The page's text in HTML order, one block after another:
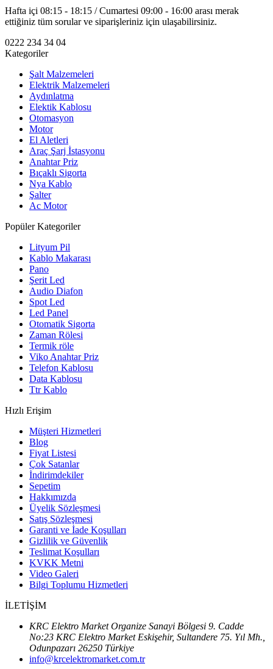
Hafta içi 08:15 - 18:15 / Cumartesi 09:00 - 16:00 arası merak
ettiğiniz tüm sorular ve siparişleriniz için ulaşabilirsiniz.
0222 234 34 04
Kategoriler
Şalt Malzemeleri
Elektrik Malzemeleri
Aydınlatma
Elektik Kablosu
Otomasyon
Motor
El Aletleri
Araç Şarj İstasyonu
Anahtar Priz
Bıçaklı Sigorta
Nya Kablo
Şalter
Ac Motor
Popüler Kategoriler
Lityum Pil
Kablo Makarası
Pano
Şerit Led
Audio Diafon
Spot Led
Led Panel
Otomatik Sigorta
Zaman Rölesi
Termik röle
Viko Anahtar Priz
Telefon Kablosu
Data Kablosu
Ttr Kablo
Hızlı Erişim
Müşteri Hizmetleri
Blog
Fiyat Listesi
Çok Satanlar
İndirimdekiler
Sepetim
Hakkımızda
Üyelik Sözleşmesi
Satış Sözleşmesi
Garanti ve İade Koşulları
Gizlilik ve Güvenlik
Teslimat Koşulları
KVKK Metni
Video Galeri
Bilgi Toplumu Hizmetleri
İLETİŞİM
KRC Elektro Market Organize Sanayi Bölgesi 9. Cadde
No:23 KRC Elektro Market Eskişehir, Sultandere 75. Yıl Mh.,
Odunpazarı 26250 Türkiye
info@krcelektromarket.com.tr